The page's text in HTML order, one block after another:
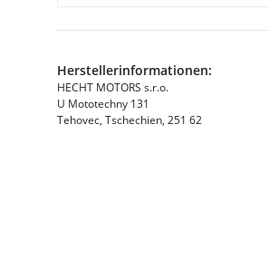
Herstellerinformationen:
HECHT MOTORS s.r.o.
U Mototechny 131
Tehovec, Tschechien, 251 62